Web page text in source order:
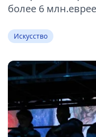
более 6
Искусство